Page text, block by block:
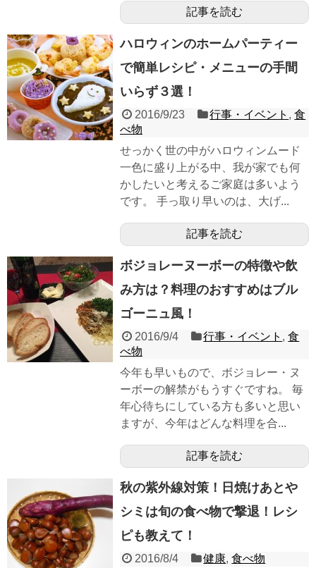
記事を読む
ハロウィンのホームパーティー
で簡単レシピ・メニューの手間
いらず３選！
2016/9/23 行事・イベント ,食
べ物
せっかく世の中がハロウィンムード
一色に盛り上がる中、我が家でも何
かしたいと考えるご家庭は多いよう
です。 手っ取り早いのは、大げ...
記事を読む
ボジョレーヌーボーの特徴や飲
み方は？料理のおすすめはブル
ゴーニュ風！
2016/9/4 行事・イベント ,食
べ物
今年も早いもので、ボジョレー・ヌ
ーボーの解禁がもうすぐですね。 毎
年心待ちにしている方も多いと思い
ますが、今年はどんな料理を合...
記事を読む
秋の紫外線対策！日焼けあとや
シミは旬の食べ物で撃退！レシ
ピも教えて！
2016/8/4 健康,食べ物